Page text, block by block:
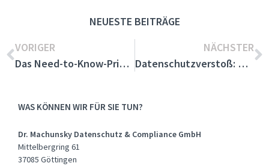
NEUESTE BEITRÄGE
VORIGER
Das Need-to-Know-Prinzip der DSGVO: Ein Leitfaden für Unternehmen
NÄCHSTER
Datenschutzverstoß: Bußgeld gegen Lebensmittelgeschäft wegen unzulässigem Umgang mit Gesundheitsdaten
WAS KÖNNEN WIR FÜR SIE TUN?
Dr. Machunsky Datenschutz & Compliance GmbH
Mittelbergring 61
37085 Göttingen